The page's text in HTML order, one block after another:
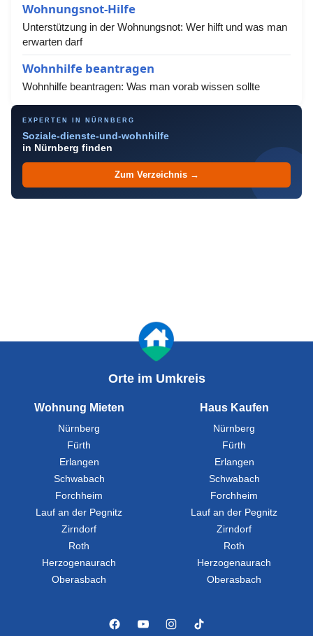
Wohnungsnot-Hilfe
Unterstützung in der Wohnungsnot: Wer hilft und was man
erwarten darf
Wohnhilfe beantragen
Wohnhilfe beantragen: Was man vorab wissen sollte
EXPERTEN IN NÜRNBERG
Soziale-dienste-und-wohnhilfe
in Nürnberg finden
Zum Verzeichnis →
Orte im Umkreis
Wohnung Mieten
Nürnberg
Fürth
Erlangen
Schwabach
Forchheim
Lauf an der Pegnitz
Zirndorf
Roth
Herzogenaurach
Oberasbach
Haus Kaufen
Nürnberg
Fürth
Erlangen
Schwabach
Forchheim
Lauf an der Pegnitz
Zirndorf
Roth
Herzogenaurach
Oberasbach